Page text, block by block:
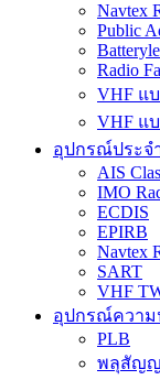
Navtex
Public
Radio
VHF แ
VHF แ
อุปกรณ์ประจ
AIS
IMO
ECDIS
EPIRB
Navtex
SART
VHF
อุปกรณ์ความ
PLB
พลุสัญ